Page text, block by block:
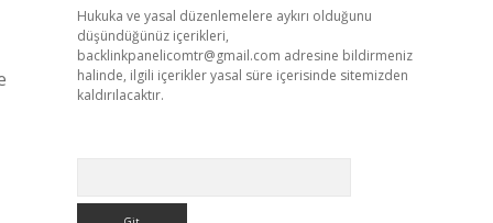
Hukuka ve yasal düzenlemelere aykırı olduğunu
düşündüğünüz içerikleri,
backlinkpanelicomtr@gmail.com adresine bildirmeniz
halinde, ilgili içerikler yasal süre içerisinde sitemizden
kaldırılacaktır.